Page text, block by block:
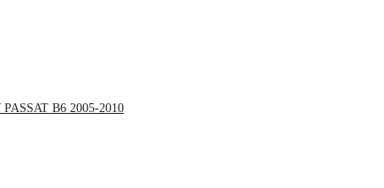
B6 2005-2010